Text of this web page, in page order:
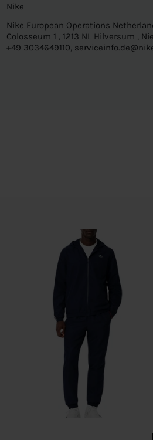
Nike
Nike European Operations
Colosseum 1 , 1213 NL Hilversum ,
+49 3034649110,